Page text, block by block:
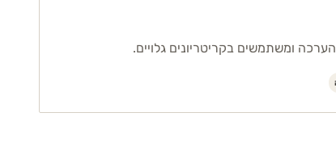
ומשתמשים בקריטריונים גלויים.